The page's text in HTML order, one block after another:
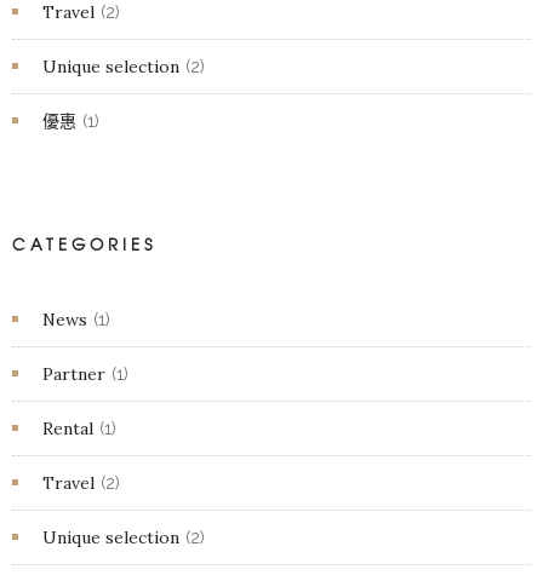
Travel (2)
Unique selection (2)
優惠 (1)
CATEGORIES
News (1)
Partner (1)
Rental (1)
Travel (2)
Unique selection (2)